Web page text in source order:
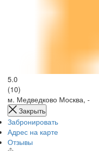
5.0
(10)
м. Медведково Москва, -
Закрыть
Забронировать
Адрес на карте
Отзывы